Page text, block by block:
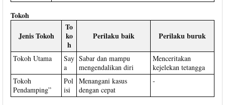
Tokoh
Jenis Tokoh
To
ko
h
Perilaku baik Perilaku buruk
Tokoh Utama
Say
a
Sabar dan mampu
mengendalikan diri
Menceritakan
kejelekan tetangga
Tokoh
Pendamping”
Pol
isi
Menangani kasus
dengan cepat
-